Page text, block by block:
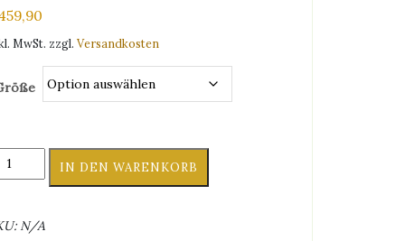
MwSt. zzgl. Versandkosten
IN DEN WARENKORB
N/A